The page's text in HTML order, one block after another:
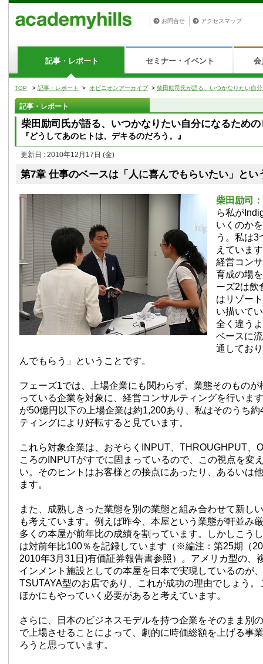
お問合せ アクセスマップ
記事・レポート セミナー・イベント 会
TOP > 記事・レポート > オピニオンアーカイブ > 柴田励司氏が語る、いつかなりたい自
記事・レポート
柴田励司氏が語る、いつかなりたい自分になるため
『どうしてあのヒトは、デキるのだろう。』
更新日 : 2010年12月17日 (金)
第7章 仕事のベースは「人に喜んでもらいたい」とい
柴田励司
ら私が
いくのか
う。私は3
えていま
経営コン
育成の場
ーズ2は飲
はリゾー
い描いて
全く違う
ベースに
通してお
んでもらう」ということです。
フェーズ1では、上場企業にも関わらず、業態そのものが
っている企業を対象に、経営コンサルティングを行いま
が50億円以下の上場企業は約1,200あり、私はそのうち
ティングにより好転すると見ています。
これら対象企業は、おそらくINPUT、THROUGHPUT、
ころのINPUTがすでに固まっているので、この視点を変
い。そのヒントはお客様との接点にあったり、あるいは
ます。
また、成熟しきった業態を別の業態と組み合わせて新し
も考えています。例えば昨今、本屋という業態が軒並み
多くの本屋が前年比の成績を割っています。しかしこう
は対前年比100％を記録しています（※編注：第25期（
2010年3月31日)有価証券報告書参照）。アメリカ型の、
インメント施設としての本屋を日本で実現しているのが
TSUTAYA型のお店であり、これが成功の理由でしょう。
ほかにもやっていく必要があると考えています。
さらに、日本のビジネスモデルを持つ企業をそのまま別
で上場させることによって、劇的に時価総額を上げる事
ろうと思っています。